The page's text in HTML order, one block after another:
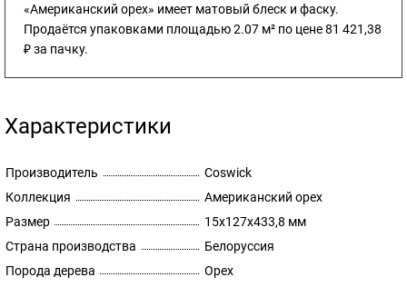
«Американский орех» имеет матовый блеск и фаску.
Продаётся упаковками площадью 2.07 м² по цене 81 421,38
₽ за пачку.
Характеристики
Производитель
Coswick
Коллекция
Американский орех
Размер
15х127х433,8 мм
Страна производства
Белоруссия
Порода дерева
Орех